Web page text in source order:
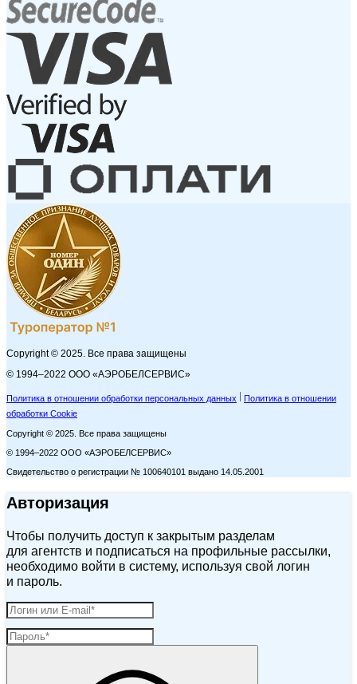
Copyright © 2025. Все права защищены
© 1994–2022 ООО «АЭРОБЕЛСЕРВИС»
Политика в отношении обработки персональных данных
Политика в отношении
обработки Cookie
Copyright © 2025. Все права защищены
© 1994–2022 ООО «АЭРОБЕЛСЕРВИС»
Свидетельство о регистрации № 100640101 выдано 14.05.2001
Авторизация
Чтобы получить доступ к закрытым разделам
для агентств и подписаться на профильные рассылки,
необходимо войти в систему, используя свой логин
и пароль.